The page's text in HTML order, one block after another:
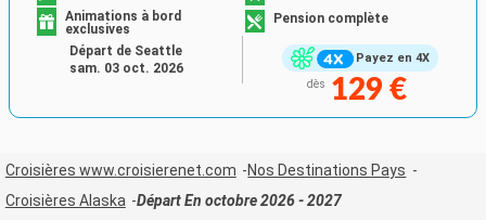
Payez en 4X
Animations à bord
exclusives
Pension complète
dès 129 €
Départ de Seattle
sam. 03 oct. 2026
Croisières www.croisierenet.com
Nos Destinations Pays
Croisières Alaska
Départ En octobre 2026 - 2027